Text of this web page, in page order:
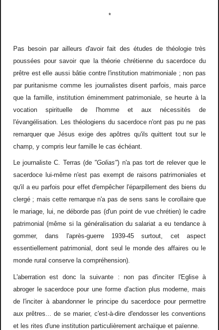
*
Pas besoin par ailleurs d'avoir fait des études de théologie très
poussées pour savoir que la théorie chrétienne du sacerdoce du
prêtre est elle aussi bâtie contre l'institution matrimoniale ; non pas
par puritanisme comme les journalistes disent parfois, mais parce
que la famille, institution éminemment patrimoniale, se heurte à la
vocation spirituelle de l'homme et aux nécessités de
l'évangélisation. Les théologiens du sacerdoce n'ont pas pu ne pas
remarquer que Jésus exige des apôtres qu'ils quittent tout sur le
champ, y compris leur famille le cas échéant.
Le journaliste C. Terras (de "Golias") n'a pas tort de relever que le
sacerdoce lui-même n'est pas exempt de raisons patrimoniales et
qu'il a eu parfois pour effet d'empêcher l'éparpillement des biens du
clergé ; mais cette remarque n'a pas de sens sans le corollaire que
le mariage, lui, ne déborde pas (d'un point de vue chrétien) le cadre
patrimonial (même si la généralisation du salariat a eu tendance à
gommer, dans l'après-guerre 1939-45 surtout, cet aspect
essentiellement patrimonial, dont seul le monde des affaires ou le
monde rural conserve la compréhension).
L'aberration est donc la suivante : non pas d'inciter l'Eglise à
abroger le sacerdoce pour une forme d'action plus moderne, mais
de l'inciter à abandonner le principe du sacerdoce pour permettre
aux prêtres... de se marier, c'est-à-dire d'endosser les conventions
et les rites d'une institution particulièrement archaïque et païenne.